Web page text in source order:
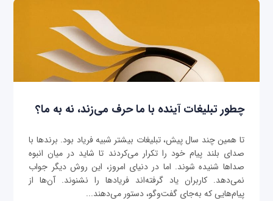
چطور تبلیغات آینده با ما حرف می‌زند، نه به ما؟
تا همین چند سال پیش، تبلیغات بیشتر شبیه فریاد بود. برندها با
صدای بلند پیام خود را تکرار می‌کردند تا شاید در میان انبوه
صداها شنیده شوند. اما در دنیای امروز، این روش دیگر جواب
نمی‌دهد. کاربران یاد گرفته‌اند فریادها را نشنوند. آن‌ها از
پیام‌هایی که به‌جای گفت‌وگو، دستور می‌دهند...